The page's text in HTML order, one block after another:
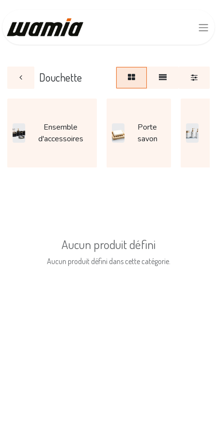
Douchette
Ensemble
d'accessoires
Porte
savon
Aucun produit défini
Aucun produit défini dans cette catégorie.